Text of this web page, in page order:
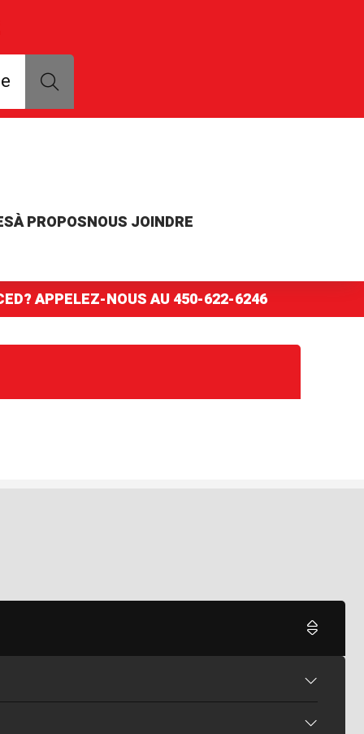
modèle ou numéro de pièce
À PROPOSNOUS JOINDRE
APPELEZ-NOUS AU450-622-6246